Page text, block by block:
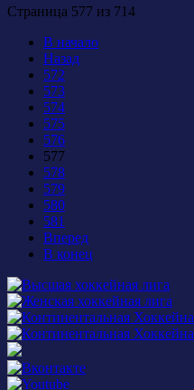
Страница 577 из 714
В начало
Назад
572
573
574
575
576
577
578
579
580
581
Вперед
В конец